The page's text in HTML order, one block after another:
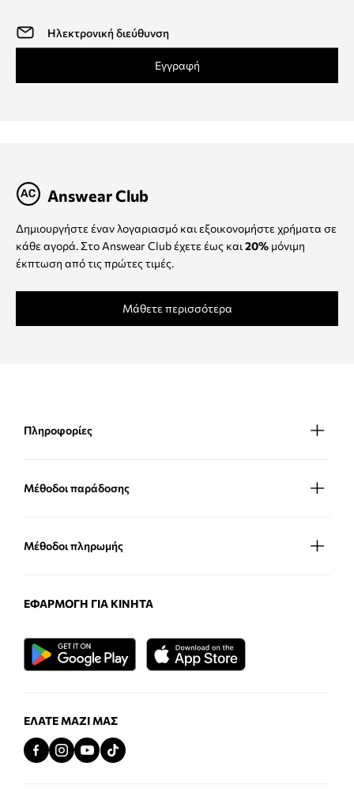
Εγγραφή
Answear Club
Δημιουργήστε έναν λογαριασμό και εξοικονομήστε χρήματα σε
κάθε αγορά. Στο Answear Club έχετε έως και 20% μόνιμη
έκπτωση από τις πρώτες τιμές.
Μάθετε περισσότερα
Πληροφορίες
Μέθοδοι παράδοσης
Μέθοδοι πληρωμής
ΕΦΑΡΜΟΓΉ ΓΙΑ ΚΙΝΗΤΆ
ΕΛΆΤΕ ΜΑΖΊ ΜΑΣ